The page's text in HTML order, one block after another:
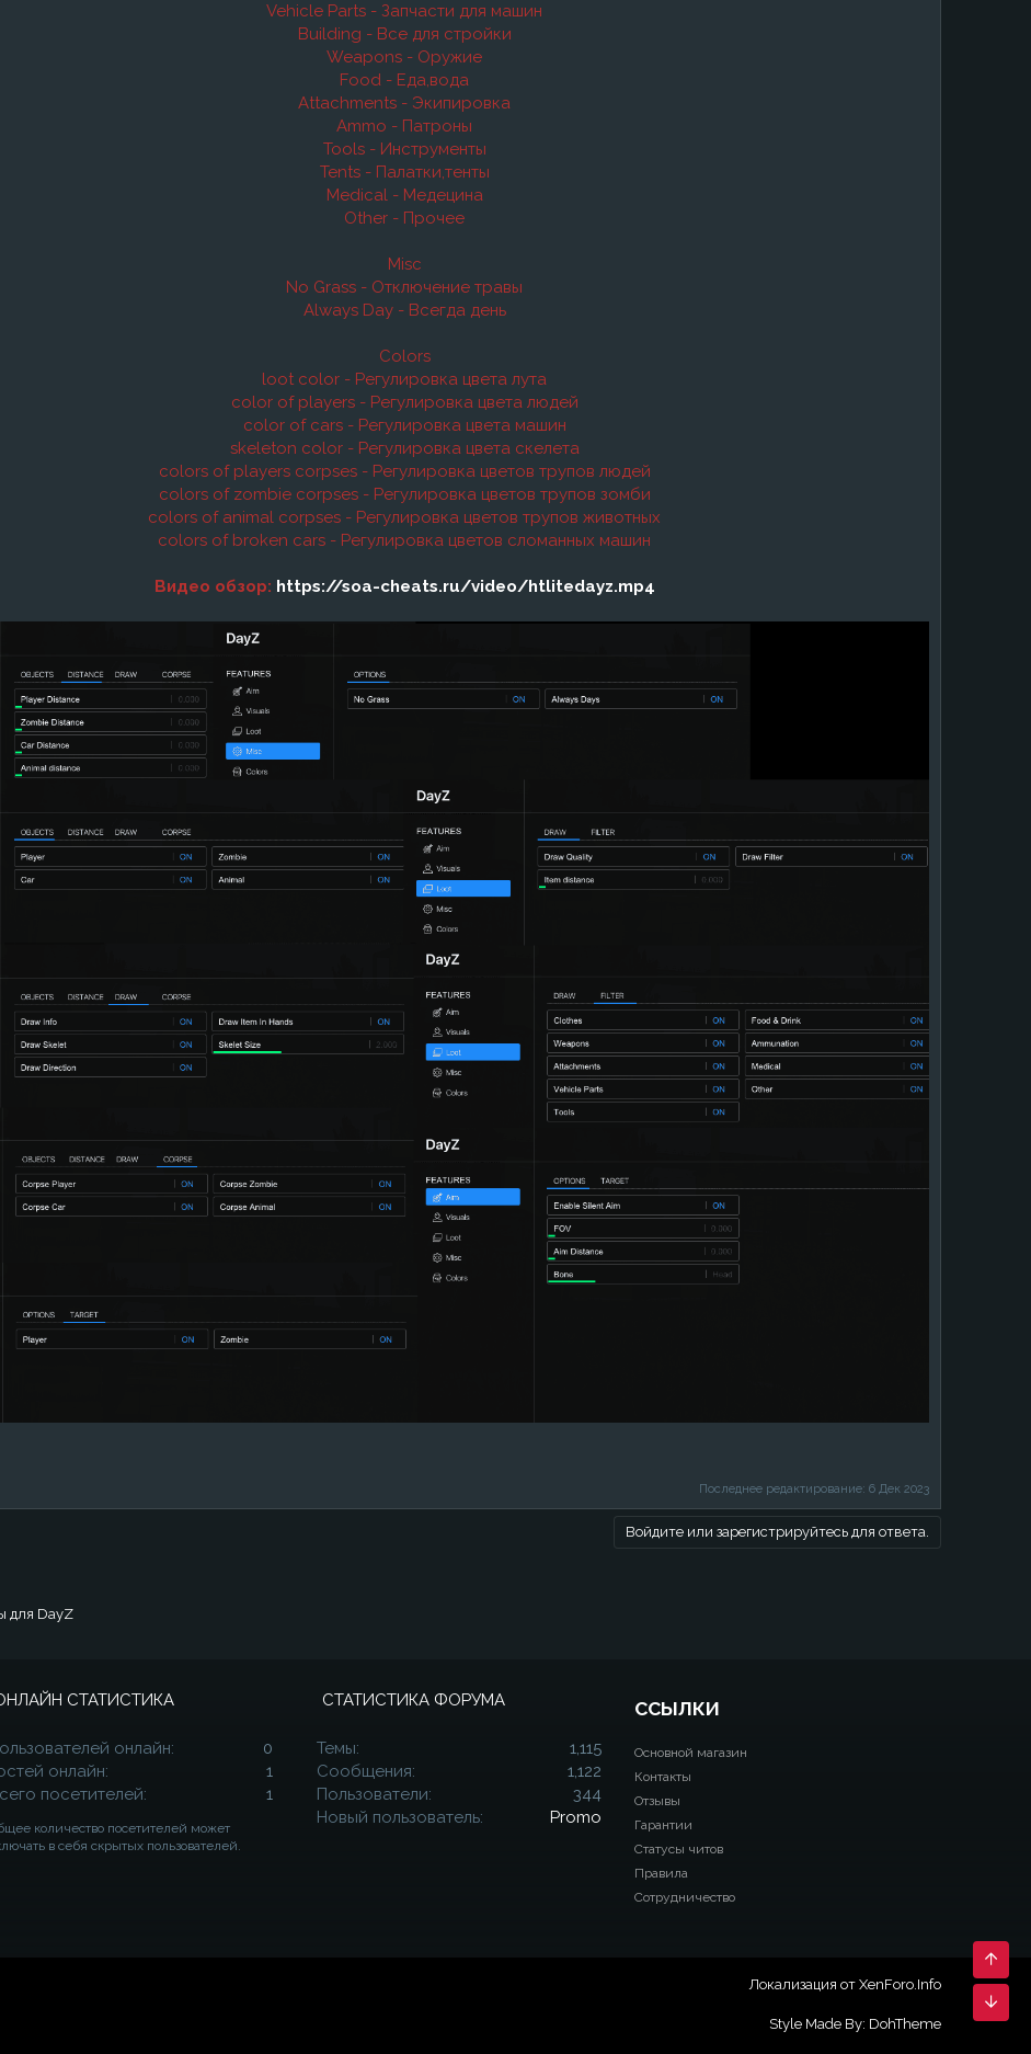
Vehicle Parts - Запчасти для машин
Building - Все для стройки
Weapons - Оружие
Food - Еда,вода
Attachments - Экипировка
Ammo - Патроны
Tools - Инструменты
Tents - Палатки,тенты
Medical - Медецина
Other - Прочее
Misc
No Grass - Отключение травы
Always Day - Всегда день
Colors
loot color - Регулировка цвета лута
color of players - Регулировка цвета людей
color of cars - Регулировка цвета машин
skeleton color - Регулировка цвета скелета
colors of players corpses - Регулировка цветов трупов людей
colors of zombie corpses - Регулировка цветов трупов зомби
colors of animal corpses - Регулировка цветов трупов животных
colors of broken cars - Регулировка цветов сломанных машин
Видео обзор: https://soa-cheats.ru/video/htlitedayz.mp4
Последнее редактирование: 6 Дек 2023
Войдите или зарегистрируйтесь для ответа.
для DayZ
СТАТИСТИКА
онлайн
0
онлайн
1
посетителей
1
количество посетителей может
в себя скрытых пользователей.
СТАТИСТИКА ФОРУМА
Темы
1,115
Сообщения
1,122
Пользователи
344
Новый пользователь
Promo
ССЫЛКИ
Основной магазин
Контакты
Отзывы
Гарантии
Статусы читов
Правила
Сотрудничество
Локализация от XenForo.Info
Style Made By: DohTheme